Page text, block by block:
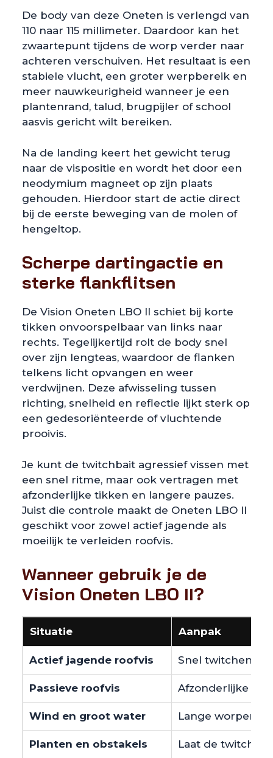
De body van deze Oneten is verlengd van
110 naar 115 millimeter. Daardoor kan het
zwaartepunt tijdens de worp verder naar
achteren verschuiven. Het resultaat is een
stabiele vlucht, een groter werpbereik en
meer nauwkeurigheid wanneer je een
plantenrand, talud, brugpijler of school
aasvis gericht wilt bereiken.
Na de landing keert het gewicht terug
naar de vispositie en wordt het door een
neodymium magneet op zijn plaats
gehouden. Hierdoor start de actie direct
bij de eerste beweging van de molen of
hengeltop.
Scherpe dartingactie en
sterke flankflitsen
De Vision Oneten LBO II schiet bij korte
tikken onvoorspelbaar van links naar
rechts. Tegelijkertijd rolt de body snel
over zijn lengteas, waardoor de flanken
telkens licht opvangen en weer
verdwijnen. Deze afwisseling tussen
richting, snelheid en reflectie lijkt sterk op
een gedesoriënteerde of vluchtende
prooivis.
Je kunt de twitchbait agressief vissen met
een snel ritme, maar ook vertragen met
afzonderlijke tikken en langere pauzes.
Juist die controle maakt de Oneten LBO II
geschikt voor zowel actief jagende als
moeilijk te verleiden roofvis.
Wanneer gebruik je de
Vision Oneten LBO II?
Situatie Aanpak
Actief jagende roofvis Snel twitchen
Passieve roofvis Afzonderlijke
Wind en groot water Lange worpen
Planten en obstakels Laat de